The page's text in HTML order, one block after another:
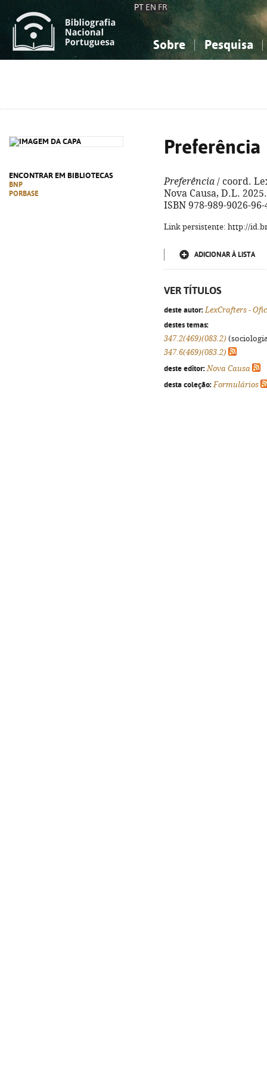
PT EN FR
Sobre Pesquisa
ENCONTRAR EM BIBLIOTECAS
BNP
PORBASE
Preferência
Preferência / coord.
Nova Causa, D.L.
ISBN 978-989-9026-96-
Link persistente: http://
ADICIONAR À LISTA
VER TÍTULOS
deste autor: LexCrafters -
destes temas:
347.2(469)(083.2)
347.6(469)(083.2)
deste editor: Nova Causa
desta coleção: Formulários